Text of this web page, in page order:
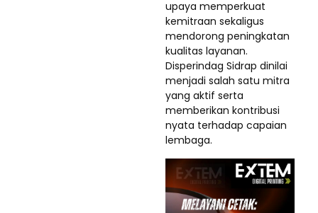
upaya memperkuat
kemitraan sekaligus
mendorong peningkatan
kualitas layanan.
Disperindag Sidrap dinilai
menjadi salah satu mitra
yang aktif serta
memberikan kontribusi
nyata terhadap capaian
lembaga.